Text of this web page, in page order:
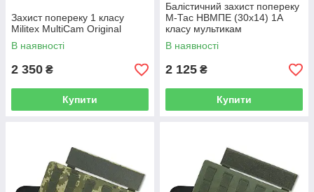
Захист попереку 1 класу
Militex MultiCam Original
В наявності
2 350 ₴
Купити
Балістичний захист попереку
М-Тас НВМПЕ (30x14) 1А
класу мультикам
В наявності
2 125 ₴
Купити